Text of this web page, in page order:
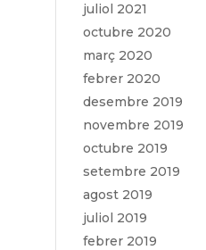
juliol 2021
octubre 2020
març 2020
febrer 2020
desembre 2019
novembre 2019
octubre 2019
setembre 2019
agost 2019
juliol 2019
febrer 2019